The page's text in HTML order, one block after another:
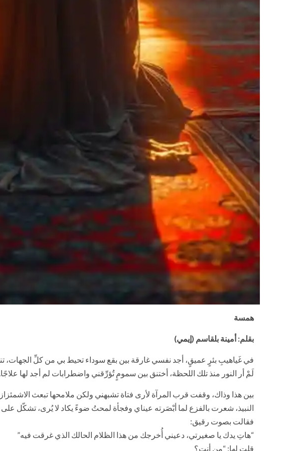
همسة
بقلم: أمينة بلقاسم (إيمي)
في غَياهيبِ بئرٍ عميقٍ، أجد نفسي غارقة بين بقع سوداء تحيط بي من كلِّ
لَمْ أر النور منذ تلك اللحظة، أختنق بين سمومٍ تُؤرِّقني واضطرابات لم أجد لها علاجًا.
بين هذا وذاك، وقفت قرب المرآة لأرى فتاة تشبهني ولكن ملامحها تبعث
النبيذ، شعرت بالفزع لما أبْصَرته عيناي وفجأة لمحتُ ضوءً يكاد لا يُرى، تشكّل على
فقالت بصوت رقيق:
“هاتِ يدك يا صغيرتي، دعيني أُخرجك من هذا الظلام الحالك الذي غرقت فيه”
قلت لها: “من أنت؟